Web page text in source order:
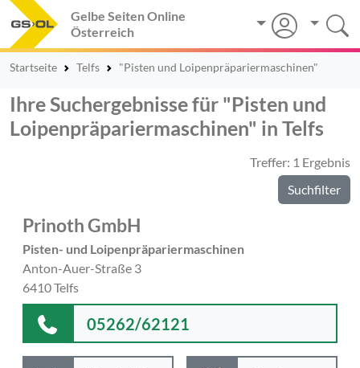
Gelbe Seiten Online
Österreich
Startseite Telfs "Pisten und Loipenpräpariermaschinen"
Ihre Suchergebnisse für "Pisten und
Loipenpräpariermaschinen" in Telfs
Treffer: 1 Ergebnis
Suchfilter
Prinoth GmbH
Pisten- und Loipenpräpariermaschinen
Anton-Auer-Straße 3
6410 Telfs
05262/62121